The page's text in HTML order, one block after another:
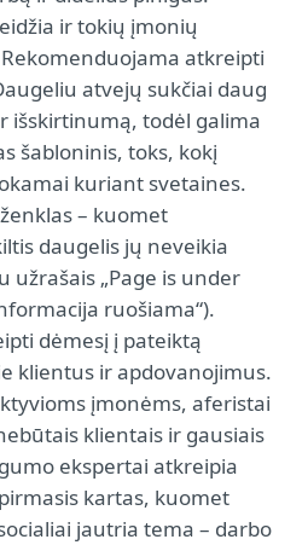
ir tokių įmonių
atkreipti
atvejų sukčiai daug
išskirtinumą, todėl galima
šabloninis, toks, kokį
kuriant svetaines.
– kuomet
daugelis jų neveikia
užrašais „Page is under
ruošiama“).
dėmesį į pateiktą
klientus ir apdovanojimus.
įmonėms, aferistai
klientais ir gausiais
ekspertai atkreipia
kartas, kuomet
jautria tema – darbo